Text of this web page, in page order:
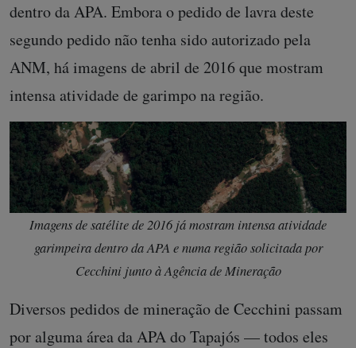
dentro da APA. Embora o pedido de lavra deste
segundo pedido não tenha sido autorizado pela
ANM, há imagens de abril de 2016 que mostram
intensa atividade de garimpo na região.
Imagens de satélite de 2016 já mostram intensa atividade
garimpeira dentro da APA e numa região solicitada por
Cecchini junto à Agência de Mineração
Diversos pedidos de mineração de Cecchini passam
por alguma área da APA do Tapajós — todos eles